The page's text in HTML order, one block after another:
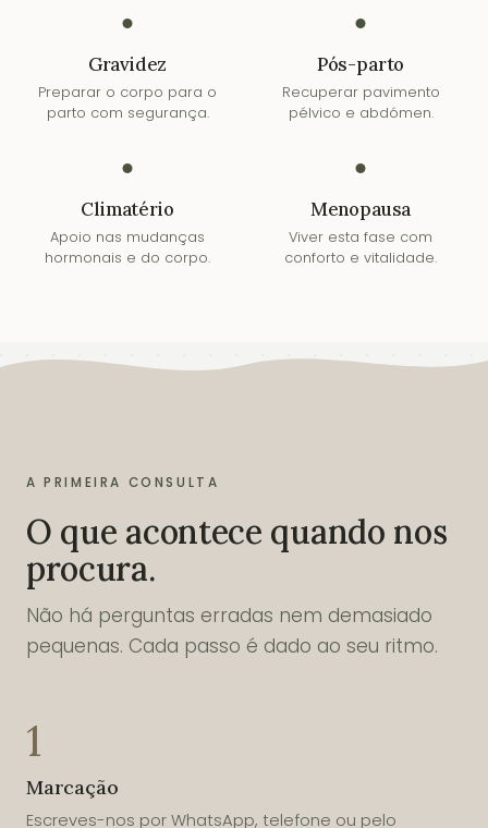
Gravidez
Preparar o corpo para o
parto com segurança.
Pós-parto
Recuperar pavimento
pélvico e abdómen.
Climatério
Apoio nas mudanças
hormonais e do corpo.
Menopausa
Viver esta fase com
conforto e vitalidade.
A PRIMEIRA CONSULTA
O que acontece quando nos
procura.
Não há perguntas erradas nem demasiado
pequenas. Cada passo é dado ao seu ritmo.
1
Marcação
Escreves-nos por WhatsApp, telefone ou pelo